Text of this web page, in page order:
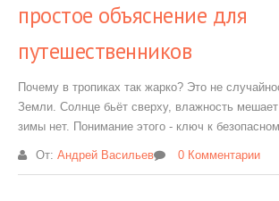
простое объяснение для
путешественников
Почему в тропиках так жарко? Это не
Земли. Солнце бьёт сверху, влажность
зимы нет. Понимание этого - ключ к
От: Андрей Васильев 0 Комментарии